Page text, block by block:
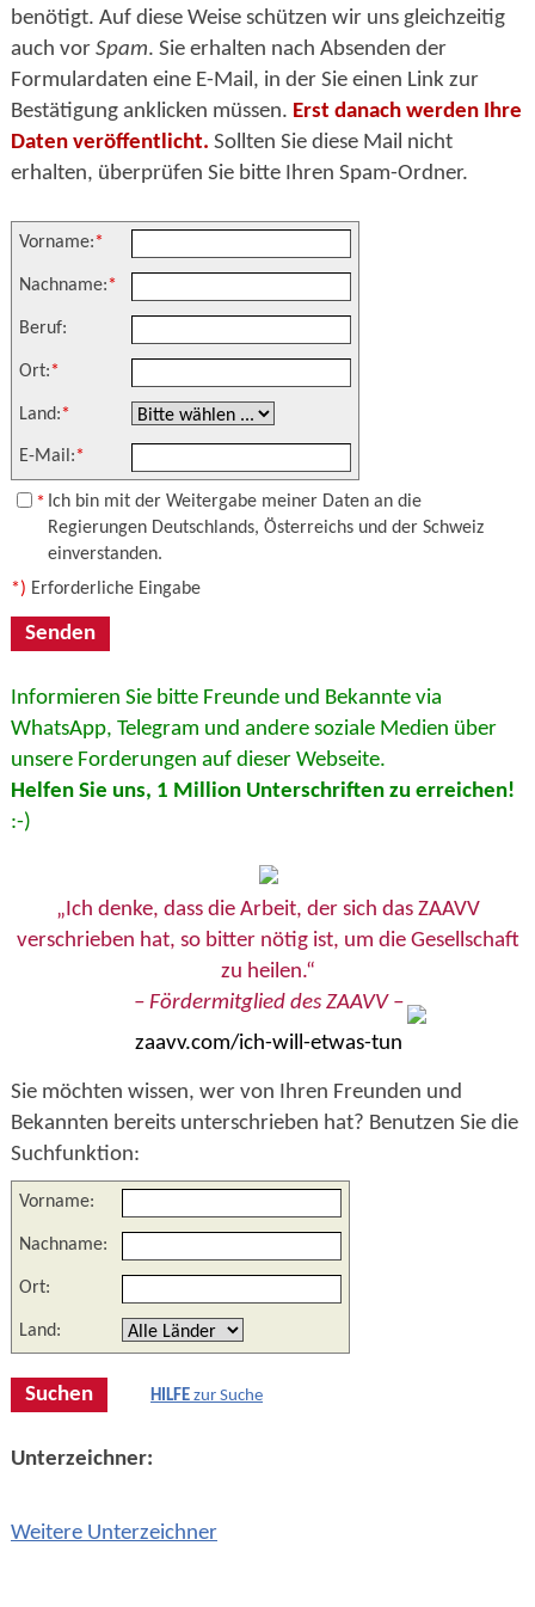
benötigt. Auf diese Weise schützen wir uns gleichzeitig
auch vor Spam. Sie erhalten nach Absenden der
Formulardaten eine E-Mail, in der Sie einen Link zur
Bestätigung anklicken müssen. Erst danach werden Ihre
Daten veröffentlicht. Sollten Sie diese Mail nicht
erhalten, überprüfen Sie bitte Ihren Spam-Ordner.
Vorname:*
Nachname:*
Beruf:
Ort:*
Land:*
E-Mail:*
* Ich bin mit der Weitergabe meiner Daten an die
Regierungen Deutschlands, Österreichs und der Schweiz
einverstanden.
*) Erforderliche Eingabe
Informieren Sie bitte Freunde und Bekannte via
WhatsApp, Telegram und andere soziale Medien über
unsere Forderungen auf dieser Webseite.
Helfen Sie uns, 1 Million Unterschriften zu erreichen!
:-)
„Ich denke, dass die Arbeit, der sich das ZAAVV
verschrieben hat, so bitter nötig ist, um die Gesellschaft
zu heilen.“
– Fördermitglied des ZAAVV –
zaavv.com/ich-will-etwas-tun
Sie möchten wissen, wer von Ihren Freunden und
Bekannten bereits unterschrieben hat? Benutzen Sie die
Suchfunktion:
Vorname:
Nachname:
Ort:
Land:
HILFEzur Suche
Unterzeichner:
Weitere Unterzeichner